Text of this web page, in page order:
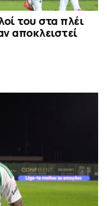
του στα πλέι
αποκλειστεί